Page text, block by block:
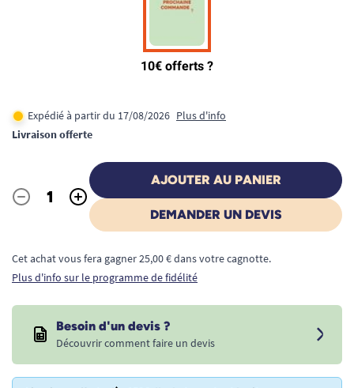
Expédié à partir du 17/08/2026 Plus d'info
Livraison offerte
Quantité
- +
AJOUTER AU PANIER
DEMANDER UN DEVIS
Cet achat vous fera gagner 25,00 € dans votre cagnotte.
Plus d'info sur le programme de fidélité
Besoin d'un devis ?
Découvrir comment faire un devis